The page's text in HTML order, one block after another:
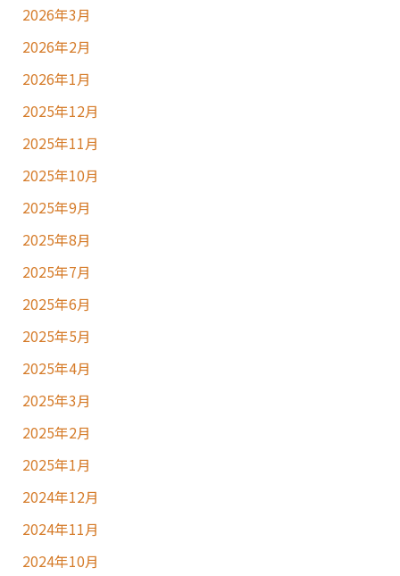
2026年3月
2026年2月
2026年1月
2025年12月
2025年11月
2025年10月
2025年9月
2025年8月
2025年7月
2025年6月
2025年5月
2025年4月
2025年3月
2025年2月
2025年1月
2024年12月
2024年11月
2024年10月